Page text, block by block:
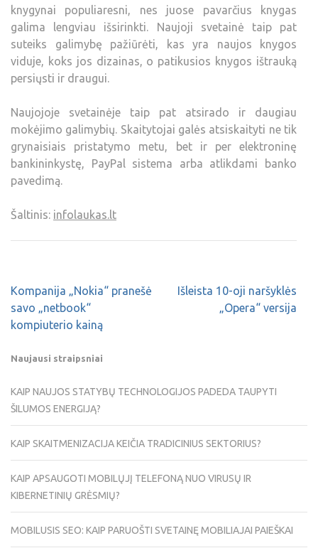
knygynai populiaresni, nes juose pavarčius knygas
galima lengviau išsirinkti. Naujoji svetainė taip pat
suteiks galimybę pažiūrėti, kas yra naujos knygos
viduje, koks jos dizainas, o patikusios knygos ištrauką
persiųsti ir draugui.
Naujojoje svetainėje taip pat atsirado ir daugiau
mokėjimo galimybių. Skaitytojai galės atsiskaityti ne tik
grynaisiais pristatymo metu, bet ir per elektroninę
bankininkystę, PayPal sistema arba atlikdami banko
pavedimą.
Šaltinis: infolaukas.lt
Kompanija „Nokia“ pranešė
savo „netbook“
kompiuterio kainą
Išleista 10-oji naršyklės
„Opera“ versija
Naujausi straipsniai
KAIP NAUJOS STATYBŲ TECHNOLOGIJOS PADEDA TAUPYTI
ŠILUMOS ENERGIJĄ?
KAIP SKAITMENIZACIJA KEIČIA TRADICINIUS SEKTORIUS?
KAIP APSAUGOTI MOBILŲJĮ TELEFONĄ NUO VIRUSŲ IR
KIBERNETINIŲ GRĖSMIŲ?
MOBILUSIS SEO: KAIP PARUOŠTI SVETAINĘ MOBILIAJAI PAIEŠKAI